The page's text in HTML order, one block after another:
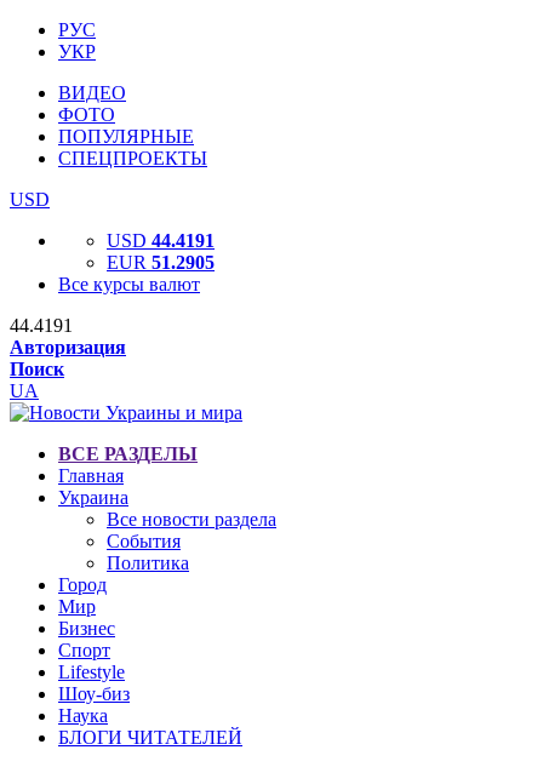
РУС
УКР
ВИДЕО
ФОТО
ПОПУЛЯРНЫЕ
СПЕЦПРОЕКТЫ
USD
USD 44.4191
EUR 51.2905
Все курсы валют
44.4191
Авторизация
Поиск
UA
ВСЕ РАЗДЕЛЫ
Главная
Украина
Все новости раздела
События
Политика
Город
Мир
Бизнес
Спорт
Lifestyle
Шоу-биз
Наука
БЛОГИ ЧИТАТЕЛЕЙ